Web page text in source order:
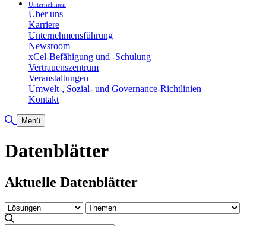
Unternehmen
Über uns
Karriere
Unternehmensführung
Newsroom
xCel-Befähigung und -Schulung
Vertrauenszentrum
Veranstaltungen
Umwelt-, Sozial- und Governance-Richtlinien
Kontakt
Suche umschalten
Menü
Datenblätter
Aktuelle Datenblätter